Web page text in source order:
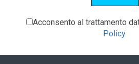
Acconsento al trattamento
Policy.